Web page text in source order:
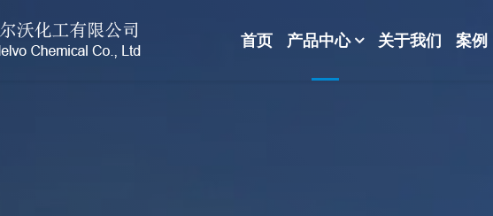
-活性氧化铝-拉西环-波纹规整散堆填料-分子筛-
首页 产品中心 关于我们 案例